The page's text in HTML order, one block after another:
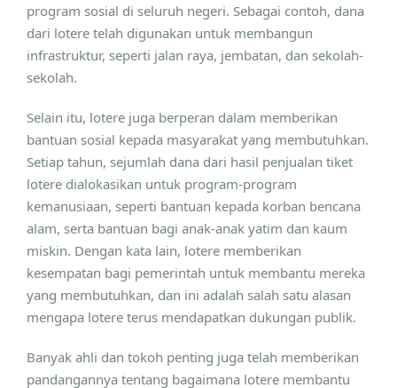
program sosial di seluruh negeri. Sebagai contoh, dana
dari lotere telah digunakan untuk membangun
infrastruktur, seperti jalan raya, jembatan, dan sekolah-
sekolah.
Selain itu, lotere juga berperan dalam memberikan
bantuan sosial kepada masyarakat yang membutuhkan.
Setiap tahun, sejumlah dana dari hasil penjualan tiket
lotere dialokasikan untuk program-program
kemanusiaan, seperti bantuan kepada korban bencana
alam, serta bantuan bagi anak-anak yatim dan kaum
miskin. Dengan kata lain, lotere memberikan
kesempatan bagi pemerintah untuk membantu mereka
yang membutuhkan, dan ini adalah salah satu alasan
mengapa lotere terus mendapatkan dukungan publik.
Banyak ahli dan tokoh penting juga telah memberikan
pandangannya tentang bagaimana lotere membantu